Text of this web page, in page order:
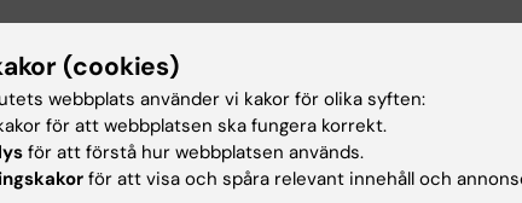
Kontakta och besök KI
(cookies)
webbplats använder vi kakor för olika syften:
för att webbplatsen ska fungera korrekt.
för att förstå hur webbplatsen används.
för att visa och spåra relevant innehåll och